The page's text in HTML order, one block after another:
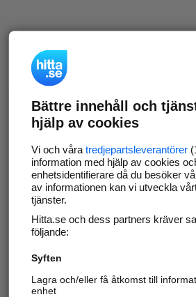
Bättre innehåll och
hjälp av cookies
Vi och våra tredjepartsleverantörer
information med hjälp av cookies
enhetsidentifierare då du besöker
av informationen kan vi utveckla
tjänster.
Hitta.se och dess partners kräver
följande:
Syften
Lagra och/eller få åtkomst till
enhet